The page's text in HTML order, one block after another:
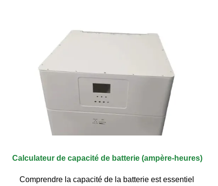
Calculateur de capacité de batterie (ampère-heures)
Comprendre la capacité de la batterie est essentiel